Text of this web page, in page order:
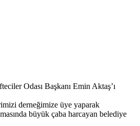
Odası Başkanı Emin Aktaş’ı
derneğimize üye yaparak
büyük çaba harcayan belediye